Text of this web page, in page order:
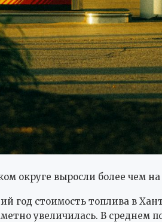
округе выросли более чем на
год стоимость топлива в
увеличилась. В среднем